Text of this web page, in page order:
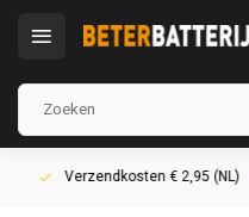
Verzendkosten € 2,95 (NL)